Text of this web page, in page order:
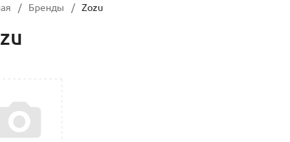
/ Бренды / Zozu